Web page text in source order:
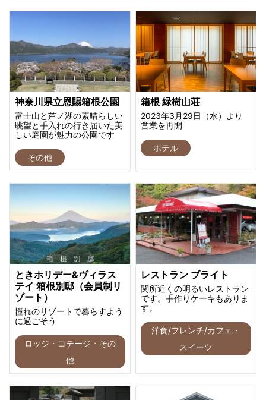
神奈川県立恩賜箱根公園
富士山と芦ノ湖の素晴らしい
眺望と手入れの行き届いた美
しい庭園が魅力の公園です
その他
箱根 緑樹山荘
2023年3月29日（水）より
営業を再開
ホテル
ときホリデー&ヴィラス
テイ 箱根別邸（会員制リ
ゾート）
憧れのリゾートで暮らすよう
に過ごそう
ロッジ・コテージ・その
他
レストラン ブライト
関所近くの明るいレストラン
です。手作りケーキもありま
す。
洋食/フレンチ/カフェ・
スイーツ